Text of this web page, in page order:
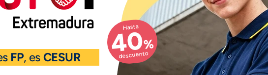
FP, es CESUR
Hasta
40%
descuento